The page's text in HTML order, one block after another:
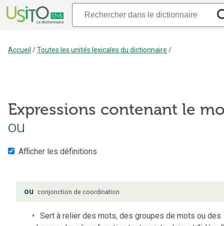
Accueil /Toutes les unités lexicales du dictionnaire /
Expressions contenant le
ou
Afficher les définitions
ou conjonction de coordination
Sert à relier des mots, des groupes de mots ou des